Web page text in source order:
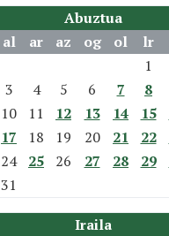
Abuztua
al
ar az og ol lr
1
3
4 5 6 7 8
10
11 12 13 14 15
17
18 19 20 21 22
24
25 26 27 28 29
31
Iraila